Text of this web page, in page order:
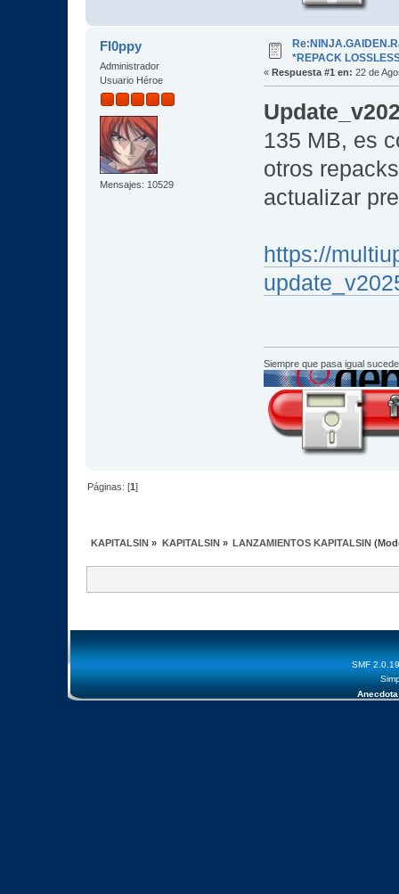
Fl0ppy
Administrador
Usuario Héroe
Mensajes: 10529
*REPACK
« Respuesta #1 en: 22 de
135 MB, es
otros
actualizar
https://
Siempre que pasa igual
Páginas: [1]
KAPITALSIN » KAPITALSIN» LANZAMIENTOS KAPITALSIN
SMF 2.0.19
Anecdota